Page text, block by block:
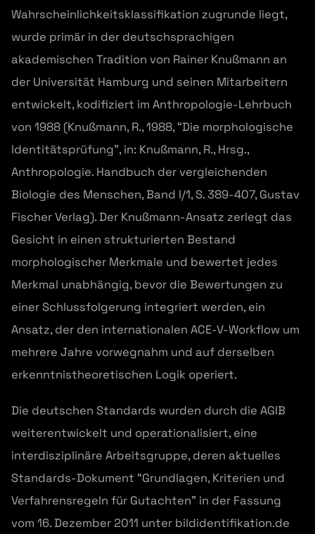
Wahrscheinlichkeitsklassifikation zugrunde liegt,
wurde primär in der deutschsprachigen
akademischen Tradition von Rainer Knußmann an
der Universität Hamburg und seinen Mitarbeitern
entwickelt, kodifiziert im Anthropologie-Lehrbuch
von 1988 (Knußmann, R., 1988, “Die morphologische
Identitätsprüfung”, in: Knußmann, R., Hrsg.,
Anthropologie. Handbuch der vergleichenden
Biologie des Menschen, Band I/1, S. 389-407, Gustav
Fischer Verlag). Der Knußmann-Ansatz zerlegt das
Gesicht in einen strukturierten Bestand
morphologischer Merkmale und bewertet jedes
Merkmal unabhängig, bevor die Bewertungen zu
einer Schlussfolgerung integriert werden, ein
Ansatz, der den internationalen ACE-V-Workflow um
mehrere Jahre vorwegnahm und auf derselben
erkenntnistheoretischen Logik operiert.
Die deutschen Standards wurden durch die AGIB
weiterentwickelt und operationalisiert, eine
interdisziplinäre Arbeitsgruppe, deren aktuelles
Standards-Dokument “Grundlagen, Kriterien und
Verfahrensregeln für Gutachten” in der Fassung
vom 16. Dezember 2011 unter bildidentifikation.de